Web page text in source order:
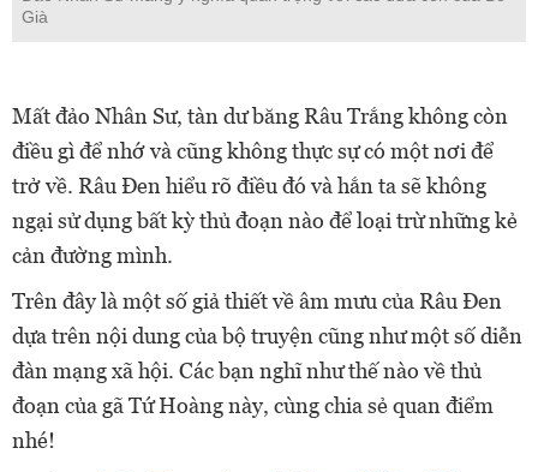
Già
Mất đảo Nhân Sư, tàn dư băng Râu Trắng không còn
điều gì để nhớ và cũng không thực sự có một nơi để
trở về. Râu Đen hiểu rõ điều đó và hắn ta sẽ không
ngại sử dụng bất kỳ thủ đoạn nào để loại trừ những kẻ
cản đường mình.
Trên đây là một số giả thiết về âm mưu của Râu Đen
dựa trên nội dung của bộ truyện cũng như một số diễn
đàn mạng xã hội. Các bạn nghĩ như thế nào về thủ
đoạn của gã Tứ Hoàng này, cùng chia sẻ quan điểm
nhé!